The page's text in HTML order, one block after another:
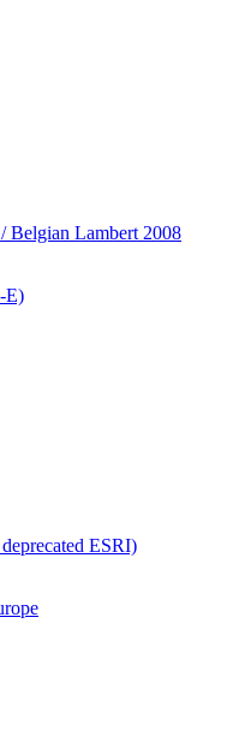
Lambert 2008
E)
ESRI)